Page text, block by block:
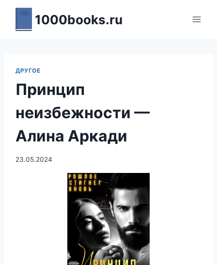
Перейти
содержимому
1000books.ru
ДРУГОЕ
Принцип
неизбежности —
Алина Аркади
23.05.2024